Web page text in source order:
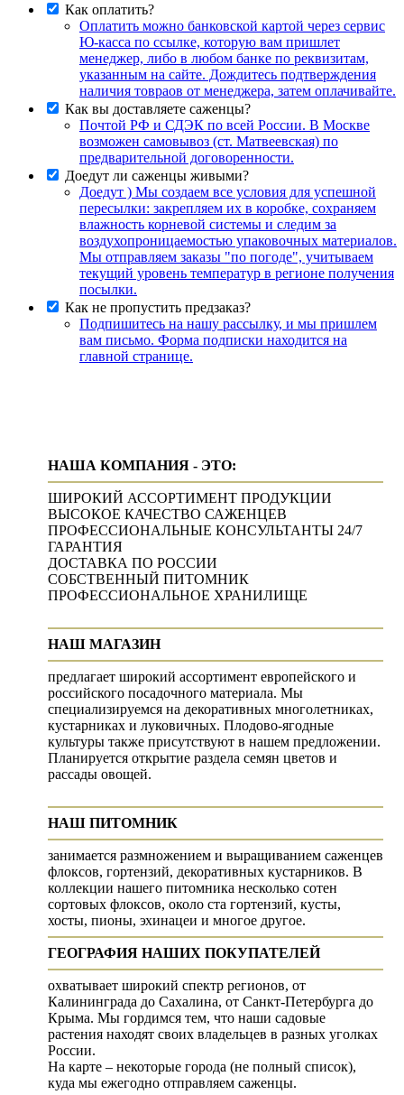
Как оплатить?
Оплатить можно банковской картой через сервис
Ю-касса по ссылке, которую вам пришлет
менеджер, либо в любом банке по реквизитам,
указанным на сайте. Дождитесь подтверждения
наличия товраов от менеджера, затем оплачивайте.
Как вы доставляете саженцы?
Почтой РФ и СДЭК по всей России. В Москве
возможен самовывоз (ст. Матвеевская) по
предварительной договоренности.
Доедут ли саженцы живыми?
Доедут ) Мы создаем все условия для успешной
пересылки: закрепляем их в коробке, сохраняем
влажность корневой системы и следим за
воздухопроницаемостью упаковочных материалов.
Мы отправляем заказы "по погоде", учитываем
текущий уровень температур в регионе получения
посылки.
Как не пропустить предзаказ?
Подпишитесь на нашу рассылку, и мы пришлем
вам письмо. Форма подписки находится на
главной странице.
НАША КОМПАНИЯ - ЭТО:
ШИРОКИЙ АССОРТИМЕНТ ПРОДУКЦИИ
ВЫСОКОЕ КАЧЕСТВО САЖЕНЦЕВ
ПРОФЕССИОНАЛЬНЫЕ КОНСУЛЬТАНТЫ 24/7
ГАРАНТИЯ
ДОСТАВКА ПО РОССИИ
СОБСТВЕННЫЙ ПИТОМНИК
ПРОФЕССИОНАЛЬНОЕ ХРАНИЛИЩЕ
НАШ МАГАЗИН
предлагает широкий ассортимент европейского и
российского посадочного материала. Мы
специализируемся на декоративных многолетниках,
кустарниках и луковичных. Плодово-ягодные
культуры также присутствуют в нашем предложении.
Планируется открытие раздела семян цветов и
рассады овощей.
НАШ ПИТОМНИК
занимается размножением и выращиванием саженцев
флоксов, гортензий, декоративных кустарников. В
коллекции нашего питомника несколько сотен
сортовых флоксов, около ста гортензий, кусты,
хосты, пионы, эхинацеи и многое другое.
ГЕОГРАФИЯ НАШИХ ПОКУПАТЕЛЕЙ
охватывает широкий спектр регионов, от
Калининграда до Сахалина, от Санкт-Петербурга до
Крыма. Мы гордимся тем, что наши садовые
растения находят своих владельцев в разных уголках
России.
На карте – некоторые города (не полный список),
куда мы ежегодно отправляем саженцы.